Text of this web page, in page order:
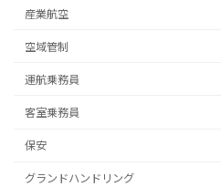
産業航空
空域管制
運航乗務員
客室乗務員
保安
グランドハンドリング